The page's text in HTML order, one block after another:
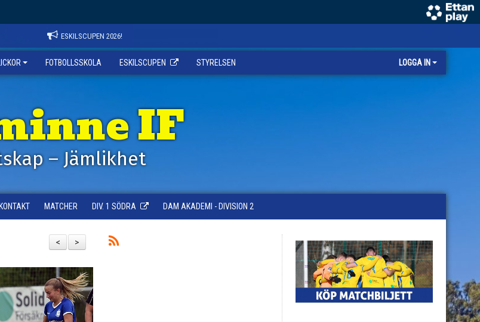
ESKILSCUPEN 2026!
FOTBOLLSSKOLA ESKILSCUPEN STYRELSEN LOGGA IN
IF
– Jämlikhet
KONTAKT MATCHER DIV. 1 SÖDRA DAM AKADEMI - DIVISION 2
>
<